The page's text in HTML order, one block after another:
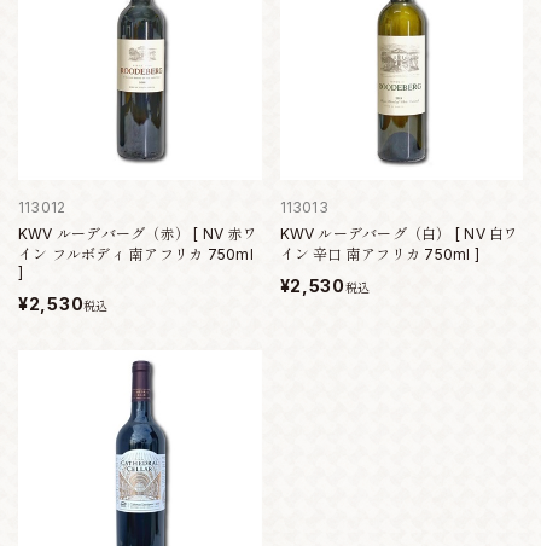
113012
KWV ルーデバーグ（赤） [ NV 赤ワ
イン フルボディ 南アフリカ 750ml
]
¥2,530税込
113013
KWV ルーデバーグ（白） [ NV 白ワ
イン 辛口 南アフリカ 750ml ]
¥2,530税込